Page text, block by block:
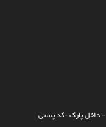
چهارراه وليعصر - خيابان قرنی - قرنی 17 - داخل پارک -کد پستی